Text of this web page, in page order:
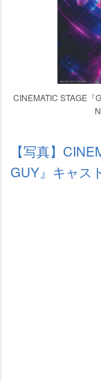
CINEMATIC STAGE『
【写真】
GUY』キャス